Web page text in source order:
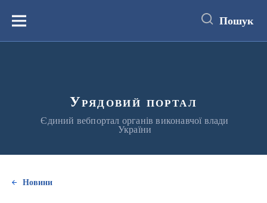
вмістуМеню Пошук
Урядовий портал
Єдиний вебпортал органів виконавчої влади
України
Новини